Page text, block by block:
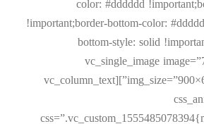
!important;border-bottom-color:
bottom-style: solid
!important;}”][vc_single_image
img_size=”900×606″ onclick=”zoom”][vc_column_text